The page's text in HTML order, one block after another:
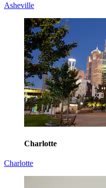
Asheville
Charlotte
Charlotte